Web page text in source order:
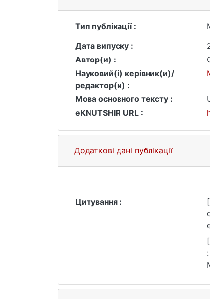
Тип публікації :
Дата випуску :
Автор(и) :
Науковий(і) керівник(и)/
редактор(и) :
Мова основного тексту :
eKNUTSHIR URL :
Додаткові дані публікації
Цитування :